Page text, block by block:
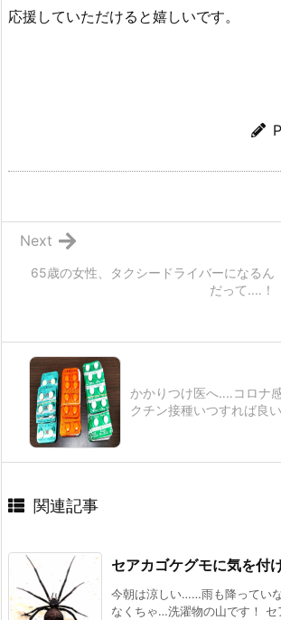
応援していただけると嬉しいです。
65歳の女性、タクシードライバーになるん
だって‥‥！
Next
かかりつけ医へ‥‥コロナ
クチン接種いつすれば良
関連記事
セアカゴケグモに気を付
今朝は涼しい……雨も降ってい
なくちゃ…洗濯物の山です！ セ